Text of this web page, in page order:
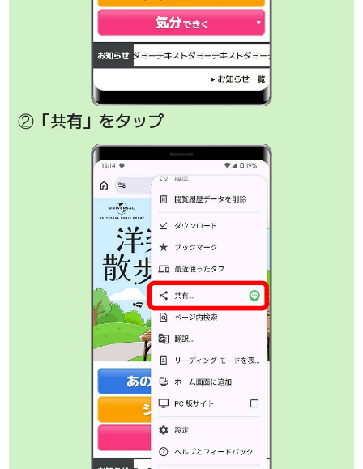
②「共有」をタップ